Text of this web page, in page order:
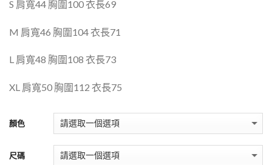
S 肩寬44 胸圍100衣長69
M 肩寬46 胸圍104衣長71
L 肩寬48 胸圍108 衣長73
XL 肩寬50 胸圍112 衣長75
顏色
尺碼